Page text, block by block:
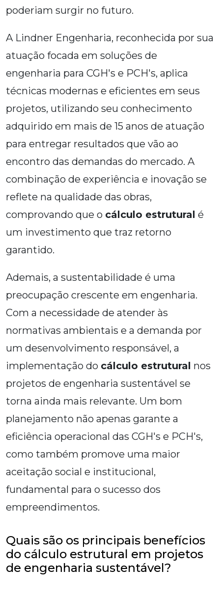
poderiam surgir no futuro.
A Lindner Engenharia, reconhecida por sua
atuação focada em soluções de
engenharia para CGH's e PCH's, aplica
técnicas modernas e eficientes em seus
projetos, utilizando seu conhecimento
adquirido em mais de 15 anos de atuação
para entregar resultados que vão ao
encontro das demandas do mercado. A
combinação de experiência e inovação se
reflete na qualidade das obras,
comprovando que o cálculo estrutural é
um investimento que traz retorno
garantido.
Ademais, a sustentabilidade é uma
preocupação crescente em engenharia.
Com a necessidade de atender às
normativas ambientais e a demanda por
um desenvolvimento responsável, a
implementação do cálculo estrutural nos
projetos de engenharia sustentável se
torna ainda mais relevante. Um bom
planejamento não apenas garante a
eficiência operacional das CGH's e PCH's,
como também promove uma maior
aceitação social e institucional,
fundamental para o sucesso dos
empreendimentos.
Quais são os principais benefícios
do cálculo estrutural em projetos
de engenharia sustentável?